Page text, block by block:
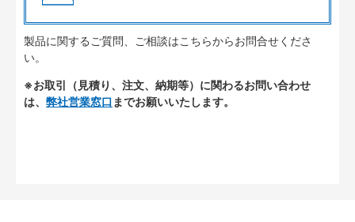
製品に関するご質問、ご相談はこちらからお問合せくださ
い。
※お取引（見積り、注文、納期等）に関わるお問い合わせ
は、 弊社営業窓口 までお願いいたします。